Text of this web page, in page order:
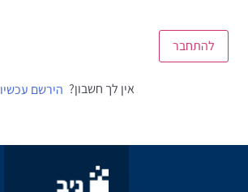
להתחבר
אין לך חשבון? הירשם עכשיו